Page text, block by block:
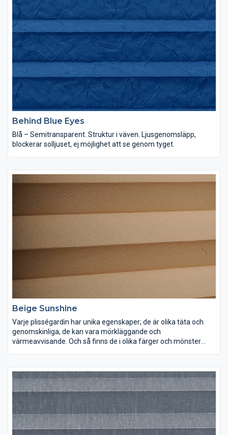
Behind Blue Eyes
Blå – Semitransparent. Struktur i väven. Ljusgenomsläpp,
blockerar solljuset, ej möjlighet att se genom tyget.
Beige Sunshine
Varje plisségardin har unika egenskaper; de är olika täta och
genomskinliga, de kan vara mörkläggande och
värmeavvisande. Och så finns de i olika färger och mönster